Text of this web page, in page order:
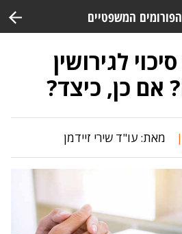
המשפטיים
לגירושין
אם כן, כיצד?
| מאת: עו"ד שירי זיידמן